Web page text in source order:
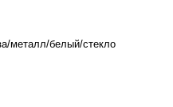
металл/белый/стекло